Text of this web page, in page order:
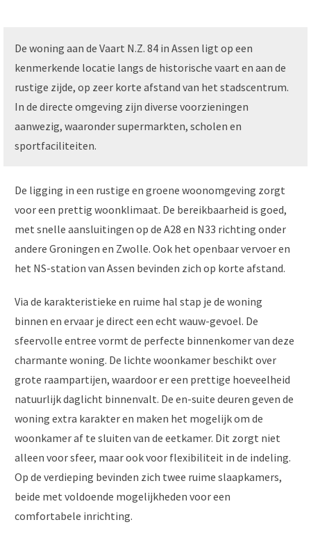
De woning aan de Vaart N.Z. 84 in Assen ligt op een
kenmerkende locatie langs de historische vaart en aan de
rustige zijde, op zeer korte afstand van het stadscentrum.
In de directe omgeving zijn diverse voorzieningen
aanwezig, waaronder supermarkten, scholen en
sportfaciliteiten.
De ligging in een rustige en groene woonomgeving zorgt
voor een prettig woonklimaat. De bereikbaarheid is goed,
met snelle aansluitingen op de A28 en N33 richting onder
andere Groningen en Zwolle. Ook het openbaar vervoer en
het NS-station van Assen bevinden zich op korte afstand.
Via de karakteristieke en ruime hal stap je de woning
binnen en ervaar je direct een echt wauw-gevoel. De
sfeervolle entree vormt de perfecte binnenkomer van deze
charmante woning. De lichte woonkamer beschikt over
grote raampartijen, waardoor er een prettige hoeveelheid
natuurlijk daglicht binnenvalt. De en-suite deuren geven de
woning extra karakter en maken het mogelijk om de
woonkamer af te sluiten van de eetkamer. Dit zorgt niet
alleen voor sfeer, maar ook voor flexibiliteit in de indeling.
Op de verdieping bevinden zich twee ruime slaapkamers,
beide met voldoende mogelijkheden voor een
comfortabele inrichting.